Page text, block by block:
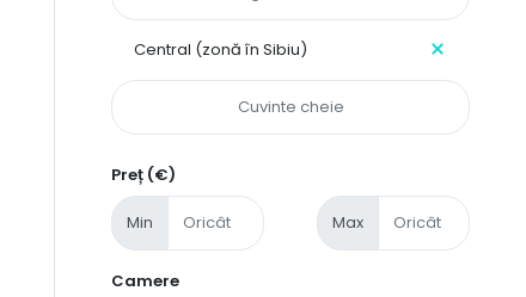
Central (zonă în Sibiu)
Preț (€)
Min Max
Camere